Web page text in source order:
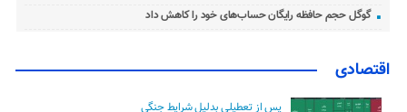
گوگل حجم حافظه رایگان حساب‌های خود را کاهش داد
اقتصادی
پس از تعطیلی بدلیل شرایط جنگی